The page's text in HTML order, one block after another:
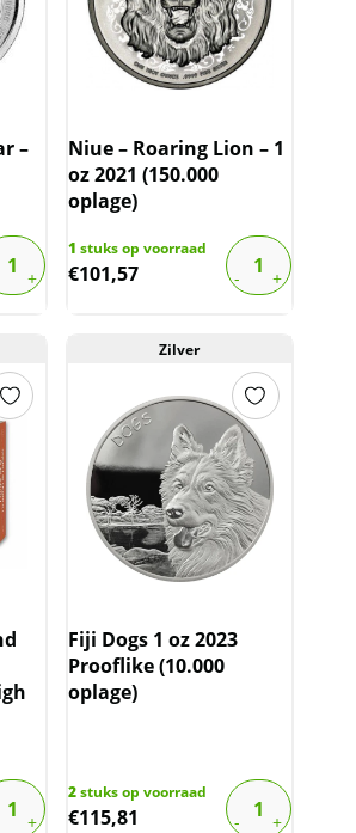
–
Niue – Roaring Lion – 1
oz 2021 (150.000
oplage)
1 stuks op voorraad
€101,57
Zilver
Fiji Dogs 1 oz 2023
Prooflike (10.000
oplage)
2stuks op voorraad
€115,81